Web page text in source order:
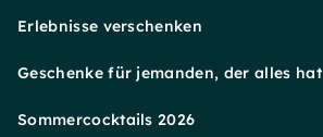
Erlebnisse verschenken
Geschenke für jemanden, der alles hat
Sommercocktails 2026